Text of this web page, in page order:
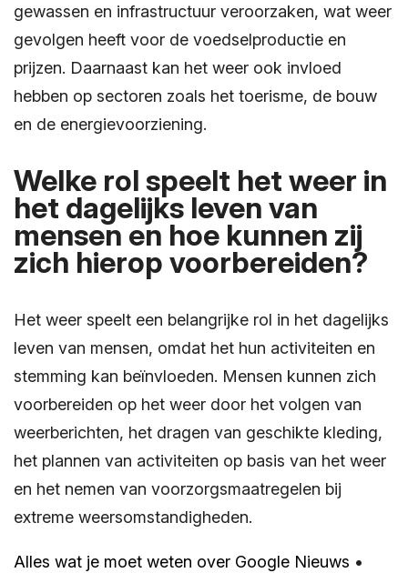
gewassen en infrastructuur veroorzaken, wat weer
gevolgen heeft voor de voedselproductie en
prijzen. Daarnaast kan het weer ook invloed
hebben op sectoren zoals het toerisme, de bouw
en de energievoorziening.
Welke rol speelt het weer in
het dagelijks leven van
mensen en hoe kunnen zij
zich hierop voorbereiden?
Het weer speelt een belangrijke rol in het dagelijks
leven van mensen, omdat het hun activiteiten en
stemming kan beïnvloeden. Mensen kunnen zich
voorbereiden op het weer door het volgen van
weerberichten, het dragen van geschikte kleding,
het plannen van activiteiten op basis van het weer
en het nemen van voorzorgsmaatregelen bij
extreme weersomstandigheden.
Alles wat je moet weten over Google Nieuws •